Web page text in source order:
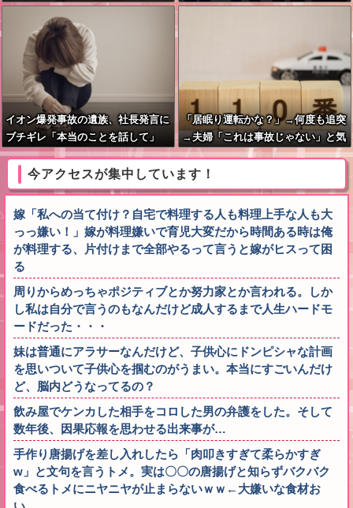
イオン爆発事故の遺族、社長発言に
ブチギレ「本当のことを話して」
「居眠り運転かな？」→何度も追突
→夫婦「これは事故じゃない」と気
付く…
今アクセスが集中しています！
嫁「私への当て付け？自宅で料理する人も料理上手な人も大
っっ嫌い！」嫁が料理嫌いで育児大変だから時間ある時は俺
が料理する、片付けまで全部やるって言うと嫁がヒスって困
る
周りからめっちゃポジティブとか努力家とか言われる。しか
し私は自分で言うのもなんだけど成人するまで人生ハードモ
ードだった・・・
妹は普通にアラサーなんだけど、子供心にドンピシャな計画
を思いついて子供心を掴むのがうまい。本当にすごいんだけ
ど、脳内どうなってるの？
飲み屋でケンカした相手をコロした男の弁護をした。そして
数年後、因果応報を思わせる出来事が…
手作り唐揚げを差し入れしたら「肉叩きすぎて柔らかすぎ
w」と文句を言うトメ。実は〇〇の唐揚げと知らずバクバク
食べるトメにニヤニヤが止まらないｗｗ←大嫌いな食材お